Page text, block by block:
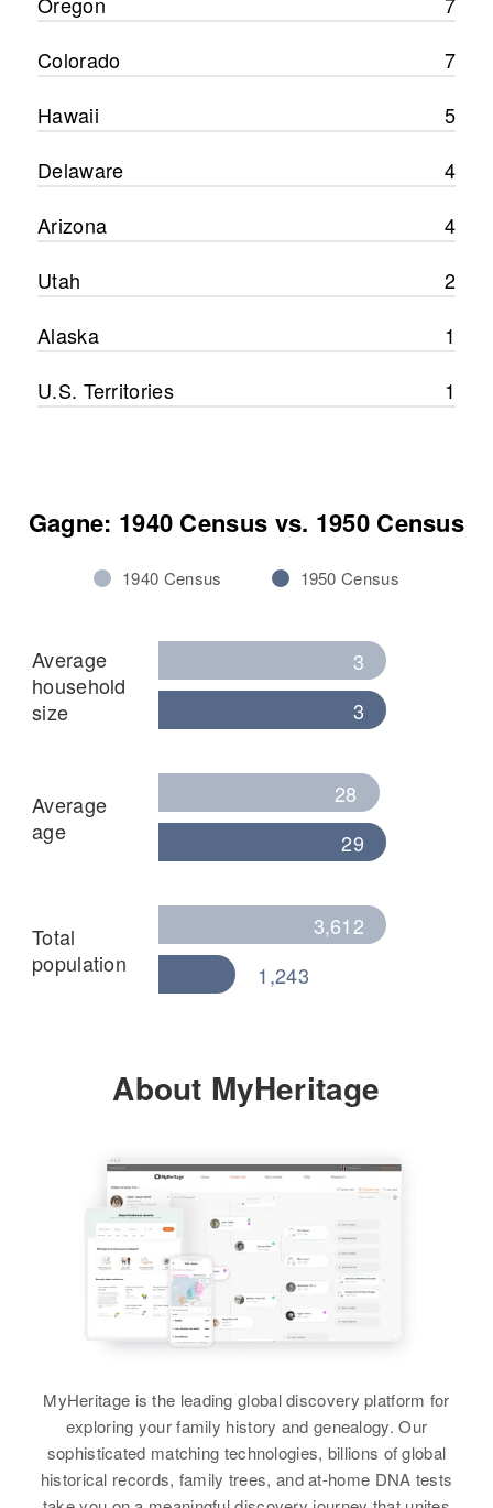
Colorado
7
Hawaii
5
Delaware
4
Arizona
4
Utah
2
Alaska
1
U.S. Territories
1
Gagne: 1940 Census vs. 1950 Census
1940 Census 1950 Census
Average
household
size
3
3
Average
age
28
29
Total
population
3,612
1,243
About MyHeritage
MyHeritage is the leading global discovery platform for
exploring your family history and genealogy. Our
sophisticated matching technologies, billions of global
historical records, family trees, and at-home DNA tests